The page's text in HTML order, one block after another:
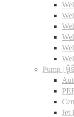
Pump |
Jet